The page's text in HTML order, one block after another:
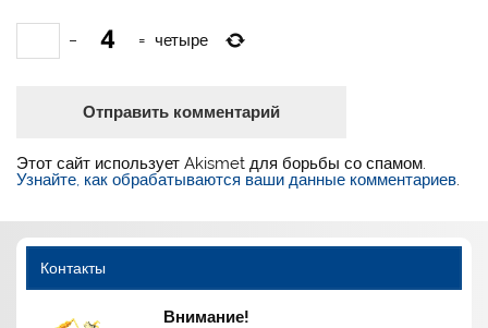
− = четыре
Этот сайт использует Akismet для борьбы со спамом.
Узнайте, как обрабатываются ваши данные комментариев
Контакты
Внимание!